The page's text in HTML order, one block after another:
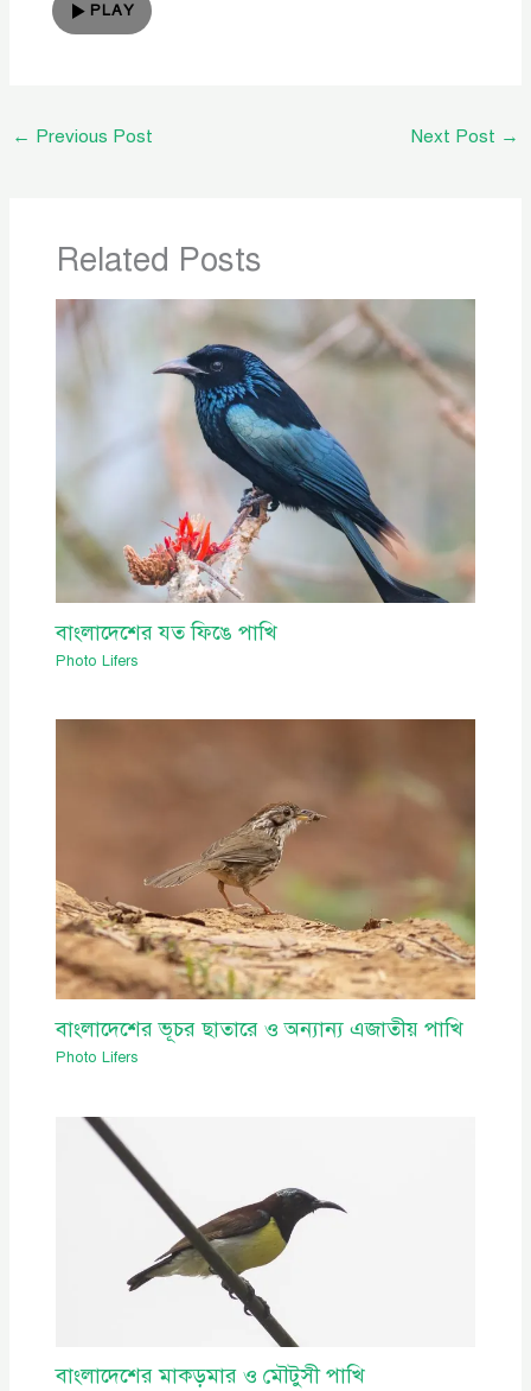
PLAY
← Previous Post Next Post →
Related Posts
বাংলাদেশের যত ফিঙে পাখি
Photo Lifers
বাংলাদেশের ভূচর ছাতারে ও অন্যান্য এজাতীয় পাখি
Photo Lifers
বাংলাদেশের মাকড়মার ও মৌটুসী পাখি